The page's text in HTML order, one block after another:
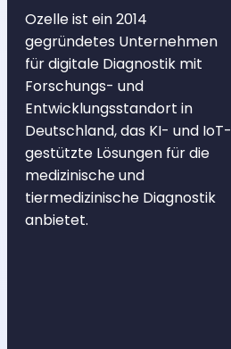
Ozelle ist ein 2014
gegründetes Unternehmen
für digitale Diagnostik mit
Forschungs- und
Entwicklungsstandort in
Deutschland, das KI- und IoT-
gestützte Lösungen für die
medizinische und
tiermedizinische Diagnostik
anbietet.